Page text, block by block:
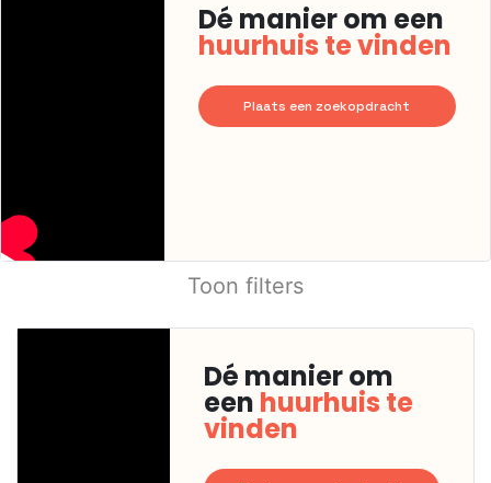
Dé manier om een
huurhuis te vinden
Plaats een zoekopdracht
Toon filters
Dé manier om
een huurhuis te
vinden